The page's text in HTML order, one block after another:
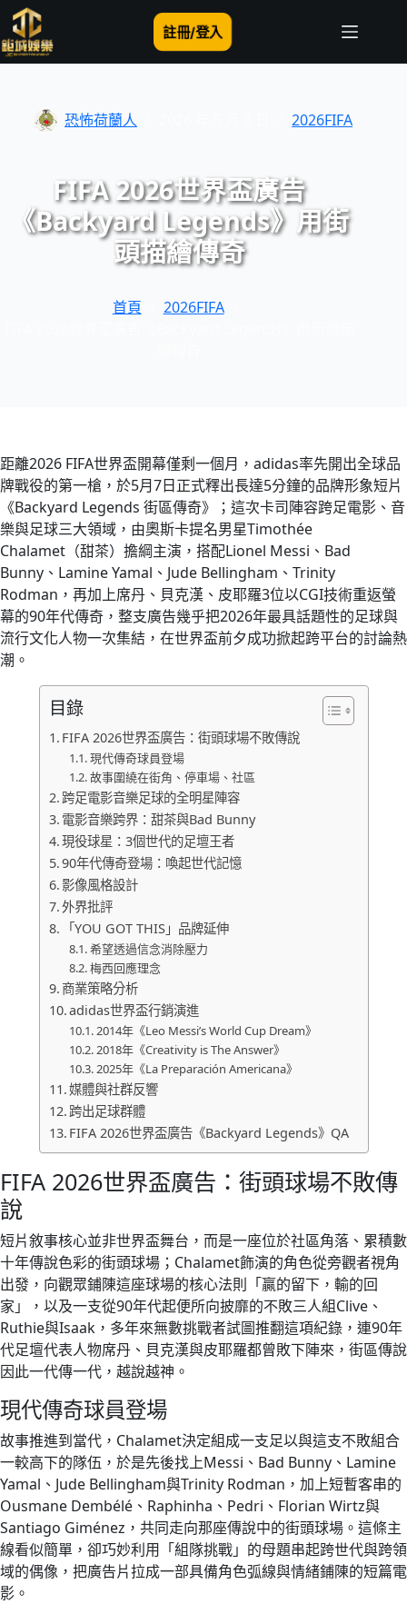
跳
至
主
註冊/登入
恐怖荷蘭人 2026FIFA
FIFA 2026世界盃廣告
《Backyard Legends》用街
頭描繪傳奇
首頁
2026FIFA
距離2026 FIFA世界盃開幕僅剩一個月，adidas率先開出全球品
牌戰役的第一槍，於5月7日正式釋出長達5分鐘的品牌形象短片
《Backyard Legends 街區傳奇》；這次卡司陣容跨足電影、音
樂與足球三大領域，由奧斯卡提名男星Timothée
Chalamet（甜茶）擔綱主演，搭配Lionel Messi、Bad
Bunny、Lamine Yamal、Jude Bellingham、Trinity
Rodman，再加上席丹、貝克漢、皮耶羅3位以CGI技術重返螢
幕的90年代傳奇，整支廣告幾乎把2026年最具話題性的足球與
流行文化人物一次集結，在世界盃前夕成功掀起跨平台的討論熱
潮。
目錄
FIFA 2026世界盃廣告：街頭球場不敗傳說
現代傳奇球員登場
故事圍繞在街角、停車場、社區
跨足電影音樂足球的全明星陣容
電影音樂跨界：甜茶與Bad Bunny
現役球星：3個世代的足壇王者
90年代傳奇登場：喚起世代記憶
影像風格設計
外界批評
「YOU GOT THIS」品牌延伸
希望透過信念消除壓力
梅西回應理念
商業策略分析
adidas世界盃行銷演進
2014年《Leo Messi’s World Cup Dream》
2018年《Creativity is The Answer》
2025年《La Preparación Americana》
媒體與社群反響
跨出足球群體
FIFA 2026世界盃廣告《Backyard Legends》QA
FIFA 2026世界盃廣告：街頭球場不敗傳
說
短片敘事核心並非世界盃舞台，而是一座位於社區角落、累積數
十年傳說色彩的街頭球場；Chalamet飾演的角色從旁觀者視角
出發，向觀眾鋪陳這座球場的核心法則「贏的留下，輸的回
家」，以及一支從90年代起便所向披靡的不敗三人組Clive、
Ruthie與Isaak，多年來無數挑戰者試圖推翻這項紀錄，連90年
代足壇代表人物席丹、貝克漢與皮耶羅都曾敗下陣來，街區傳說
因此一代傳一代，越說越神。
現代傳奇球員登場
故事推進到當代，Chalamet決定組成一支足以與這支不敗組合
一較高下的隊伍，於是先後找上Messi、Bad Bunny、Lamine
Yamal、Jude Bellingham與Trinity Rodman，加上短暫客串的
Ousmane Dembélé、Raphinha、Pedri、Florian Wirtz與
Santiago Giménez，共同走向那座傳說中的街頭球場。這條主
線看似簡單，卻巧妙利用「組隊挑戰」的母題串起跨世代與跨領
域的偶像，把廣告片拉成一部具備角色弧線與情緒鋪陳的短篇電
影。